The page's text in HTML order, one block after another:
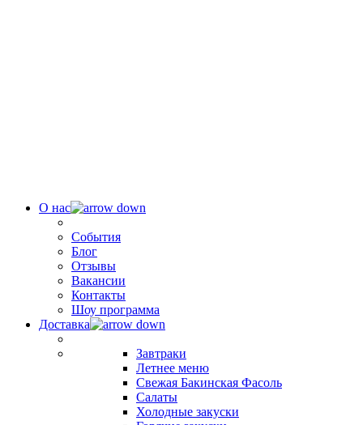
О нас
События
Блог
Отзывы
Вакансии
Контакты
Шоу программа
Доставка
Завтраки
Летнее меню
Свежая Бакинская Фасоль
Салаты
Холодные закуски